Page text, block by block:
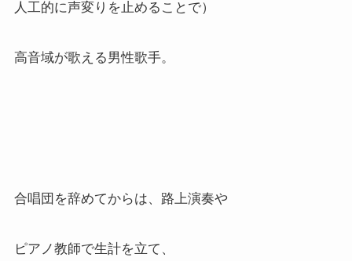
人工的に声変りを止めることで）
高音域が歌える男性歌手。
合唱団を辞めてからは、路上演奏や
ピアノ教師で生計を立て、